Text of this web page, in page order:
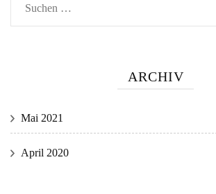
Suchen
nach:
ARCHIV
Mai 2021
April 2020